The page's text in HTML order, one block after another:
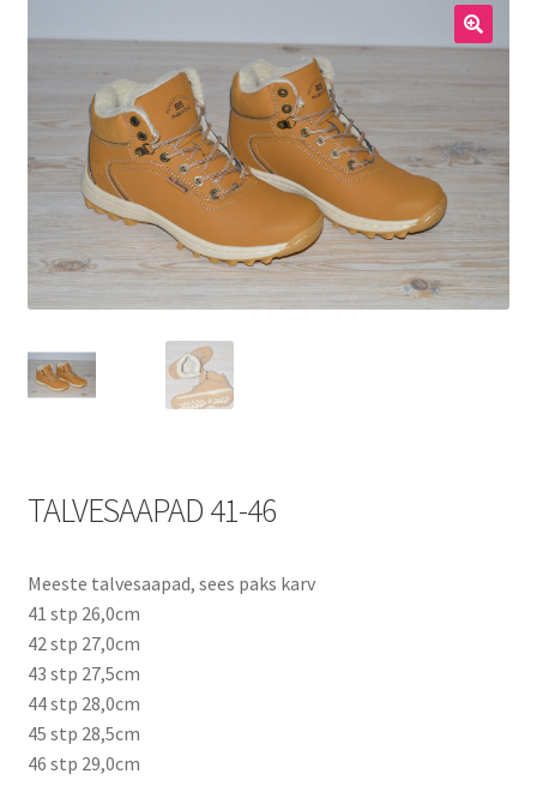
Kodukaubad
Lastele
Allahindlus
TALVESAAPAD 41-46
Meeste talvesaapad, sees paks karv
41 stp 26,0cm
42 stp 27,0cm
43 stp 27,5cm
44 stp 28,0cm
45 stp 28,5cm
46 stp 29,0cm